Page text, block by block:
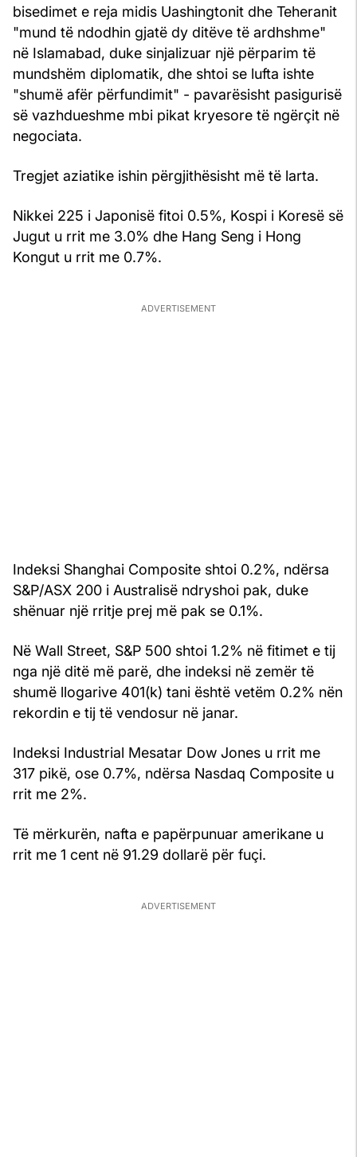
bisedimet e reja midis Uashingtonit dhe Teheranit
"mund të ndodhin gjatë dy ditëve të ardhshme"
në Islamabad, duke sinjalizuar një përparim të
mundshëm diplomatik, dhe shtoi se lufta ishte
"shumë afër përfundimit" - pavarësisht pasigurisë
së vazhdueshme mbi pikat kryesore të ngërçit në
negociata.
Tregjet aziatike ishin përgjithësisht më të larta.
Nikkei 225 i Japonisë fitoi 0.5%, Kospi i Koresë së
Jugut u rrit me 3.0% dhe Hang Seng i Hong
Kongut u rrit me 0.7%.
Indeksi Shanghai Composite shtoi 0.2%, ndërsa
S&P/ASX 200 i Australisë ndryshoi pak, duke
shënuar një rritje prej më pak se 0.1%.
Në Wall Street, S&P 500 shtoi 1.2% në fitimet e tij
nga një ditë më parë, dhe indeksi në zemër të
shumë llogarive 401(k) tani është vetëm 0.2% nën
rekordin e tij të vendosur në janar.
Indeksi Industrial Mesatar Dow Jones u rrit me
317 pikë, ose 0.7%, ndërsa Nasdaq Composite u
rrit me 2%.
Të mërkurën, nafta e papërpunuar amerikane u
rrit me 1 cent në 91.29 dollarë për fuçi.